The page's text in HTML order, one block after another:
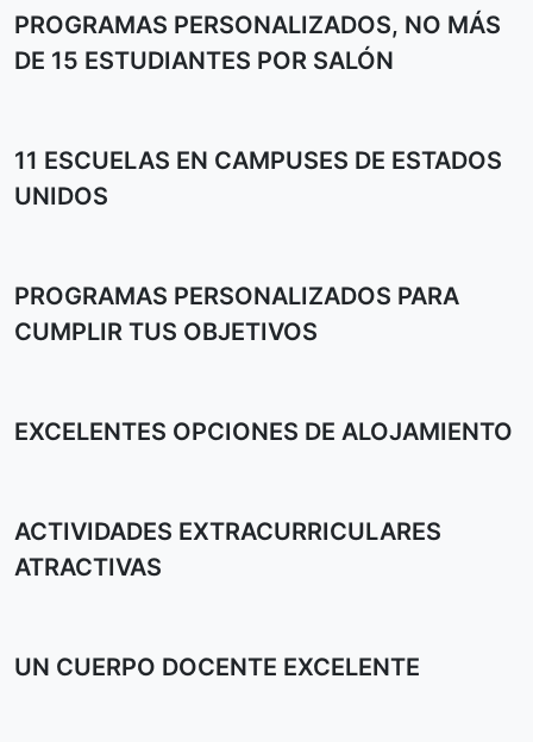
PROGRAMAS PERSONALIZADOS, NO MÁS
DE 15 ESTUDIANTES POR SALÓN
11 ESCUELAS EN CAMPUSES DE ESTADOS
UNIDOS
PROGRAMAS PERSONALIZADOS PARA
CUMPLIR TUS OBJETIVOS
EXCELENTES OPCIONES DE ALOJAMIENTO
ACTIVIDADES EXTRACURRICULARES
ATRACTIVAS
UN CUERPO DOCENTE EXCELENTE